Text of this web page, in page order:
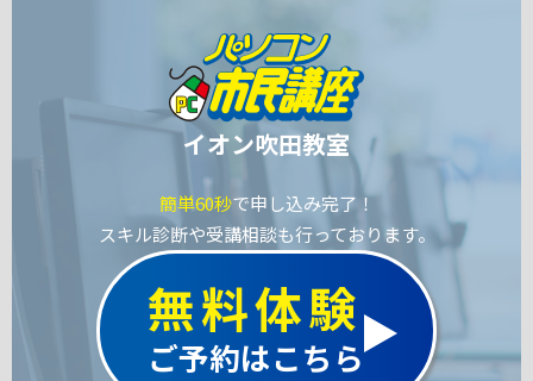
イオン吹田教室
簡単60秒で申し込み完了！
スキル診断や受講相談も行っております。
無料体験
ご予約はこちら